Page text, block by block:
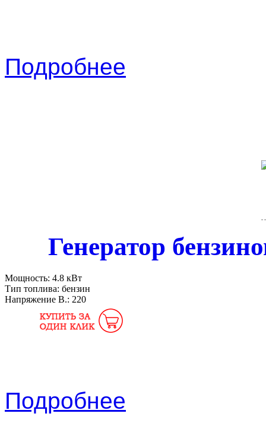
Подробнее
Генератор
Мощность: 4.8 кВт
Тип топлива: бензин
Напряжение В.: 220
Подробнее